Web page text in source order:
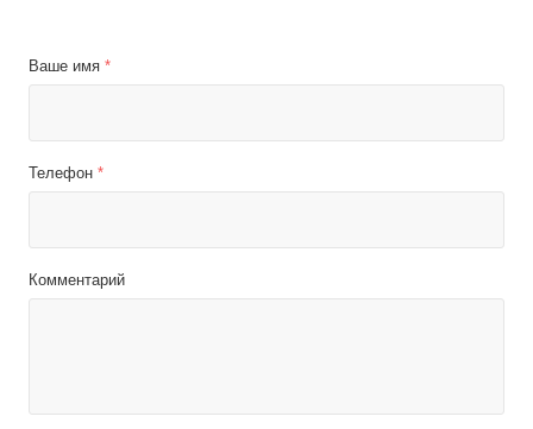
Ваше имя *
Телефон *
Комментарий